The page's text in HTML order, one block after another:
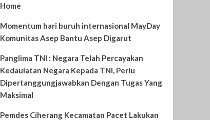
Home
Momentum hari buruh internasional MayDay
Komunitas Asep Bantu Asep Digarut
Panglima TNI : Negara Telah Percayakan
Kedaulatan Negara Kepada TNI, Perlu
Dipertanggungjawabkan Dengan Tugas Yang
Maksimal
Pemdes Ciherang Kecamatan Pacet Lakukan